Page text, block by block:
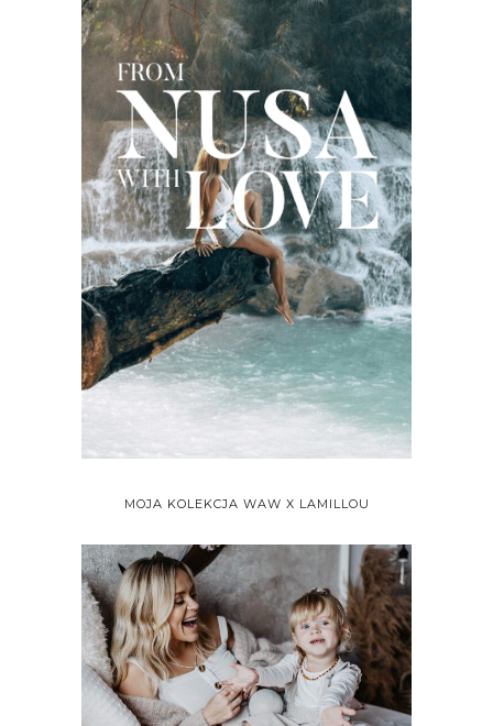
MOJA KOLEKCJA WAW X LAMILLOU